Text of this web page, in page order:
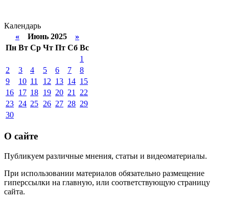
Календарь
« Июнь 2025 »
Пн Вт Ср Чт Пт Сб Вс
1
2
3 4 5 6 7
8
9
10 11 12 13 14 15
16 17 18 19 20 21
22
23 24 25 26 27 28 29
30
О сайте
Публикуем различные мнения, статьи и видеоматериалы.
При использовании материалов обязательно размещение
гиперссылки на главную, или соответствующую страницу
сайта.